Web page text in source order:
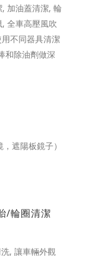
加油蓋清潔, 輪
全車高壓風吹
不同器具清潔
和除油劑做深
遮陽板鏡子）
/輪圈清潔
, 讓車輛外觀